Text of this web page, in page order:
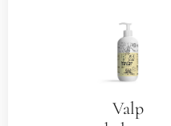
Valp